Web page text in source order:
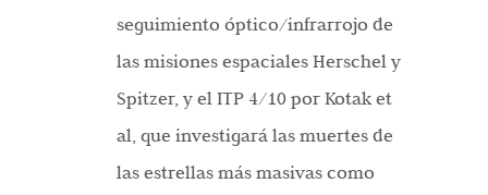
seguimiento óptico/infrarrojo de
las misiones espaciales Herschel y
Spitzer, y el ITP 4/10 por Kotak et
al, que investigará las muertes de
las estrellas más masivas como